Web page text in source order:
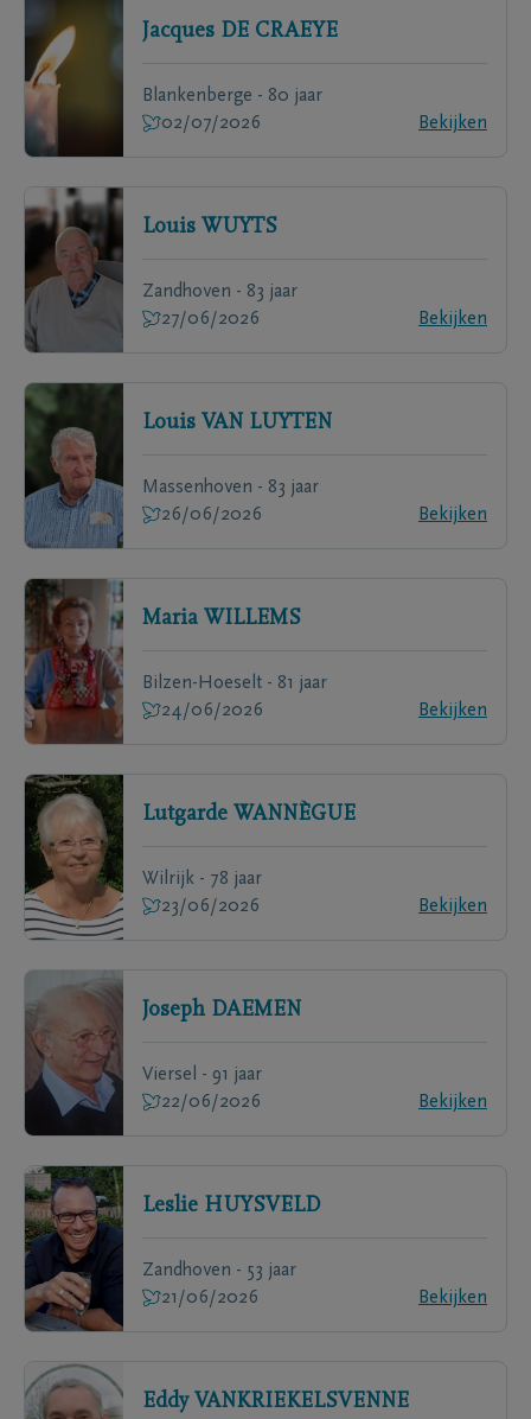
Jacques DE CRAEYE
Blankenberge - 80 jaar
02/07/2026
Bekijken
Louis WUYTS
Zandhoven - 83 jaar
27/06/2026
Bekijken
Louis VAN LUYTEN
Massenhoven - 83 jaar
26/06/2026
Bekijken
Maria WILLEMS
Bilzen-Hoeselt - 81 jaar
24/06/2026
Bekijken
Lutgarde WANNÈGUE
Wilrijk - 78 jaar
23/06/2026
Bekijken
Joseph DAEMEN
Viersel - 91 jaar
22/06/2026
Bekijken
Leslie HUYSVELD
Zandhoven - 53 jaar
21/06/2026
Bekijken
Eddy VANKRIEKELSVENNE